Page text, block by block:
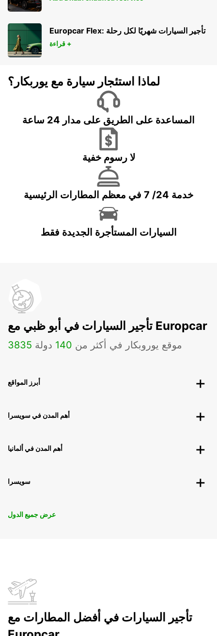
Europcar Flex: تأجير السيارات شهريًا لكل رحلة
قراءة +
لماذا استئجار سيارة مع يوربكار؟
المساعدة على الطريق على مدار 24 ساعة
لا رسوم خفية
خدمة 24/ 7 في معظم المطارات الرئيسية
السيارات المستأجرة الجديدة فقط
تأجير السيارات في أبو ظبي مع Europcar
3835 موقع يوروبكار في أكثر من 140 دولة
أبرز المواقع
أهم المدن في سويسرا
أهم المدن في ألمانيا
سويسرا
عرض جميع الدول
تأجير السيارات في أفضل المطارات مع